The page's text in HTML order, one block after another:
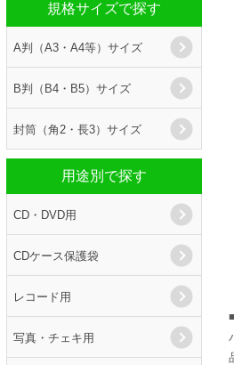
規格サイズで探す
A判（A3・A4等）サイズ
B判（B4・B5）サイズ
封筒（角2・長3）サイズ
用途別で探す
CD・DVD用
CDケース保護袋
レコード用
写真・チェキ用